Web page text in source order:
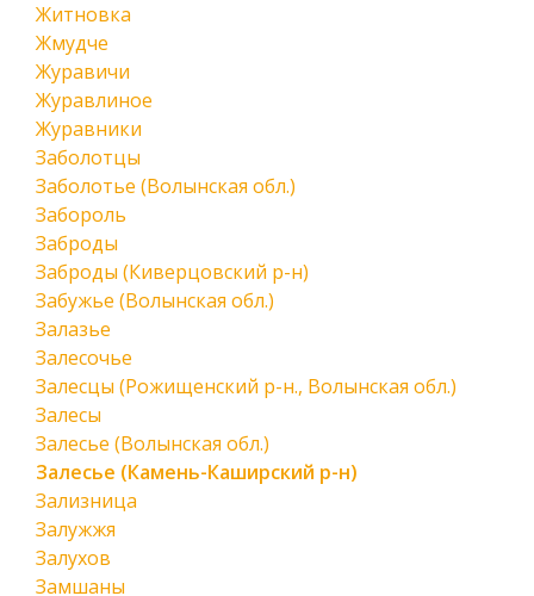
Житновка
Жмудче
Журавичи
Журавлиное
Журавники
Заболотцы
Заболотье (Волынская обл.)
Забороль
Заброды
Заброды (Киверцовский р-н)
Забужье (Волынская обл.)
Залазье
Залесочье
Залесцы (Рожищенский р-н., Волынская обл.)
Залесы
Залесье (Волынская обл.)
Залесье (Камень-Каширский р-н)
Зализница
Залужжя
Залухов
Замшаны